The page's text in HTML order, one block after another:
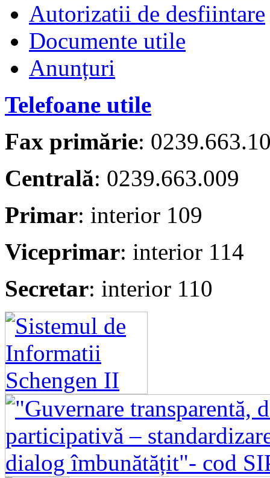
Autorizatii de desfiintare
Documente utile
Anunțuri
Telefoane utile
Fax primărie:
Centrală: 0239.663.009
Primar: interior 109
Viceprimar: interior 114
Secretar: interior 110